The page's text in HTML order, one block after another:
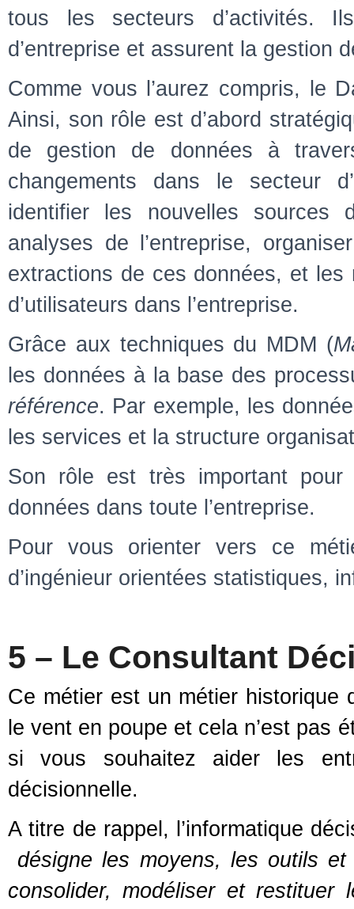
tous les secteurs d’activités.
d’entreprise et assurent la gestion
Comme vous l’aurez compris, le
Ainsi, son rôle est d’abord
de gestion de données à
changements dans le secteur
identifier les nouvelles
analyses de l’entreprise,
extractions de ces données, et
d’utilisateurs dans l’entreprise.
Grâce aux techniques du MDM (
les données à la base des
référence. Par exemple, les
les services et la structure
Son rôle est très important
données dans toute l’entreprise.
Pour vous orienter vers ce
d’ingénieur orientées statistiques,
5 – Le Consultant
Ce métier est un métier historique
le vent en poupe et cela n’est pas
si vous souhaitez aider les
décisionnelle.
A titre de rappel, l’informatique
désigne les moyens, les outils
consolider, modéliser et restituer